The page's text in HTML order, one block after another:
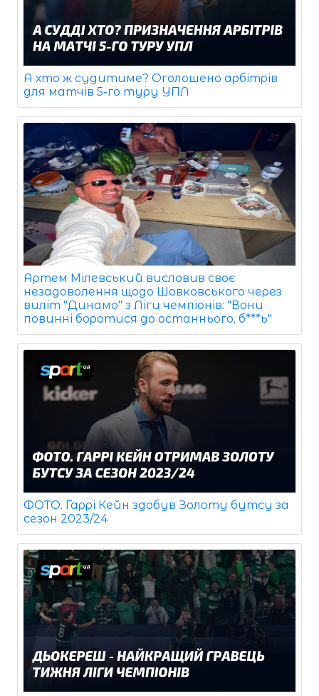
А хто ж судитиме? Оголошено арбітрів
для матчів 5-го туру УПЛ
Артем Мілевський висловив своє
незадоволення щодо Шовковського через
виліт "Динамо" з Ліги чемпіонів: "Вони
повинні боротися до останнього, б***ь"
ФОТО. Гаррі Кейн здобув Золоту бутсу за
сезон 2023/24